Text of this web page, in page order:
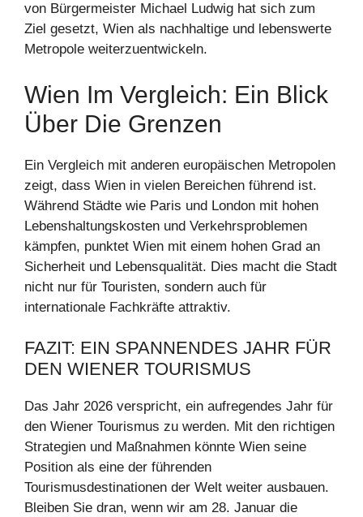
von Bürgermeister Michael Ludwig hat sich zum
Ziel gesetzt, Wien als nachhaltige und lebenswerte
Metropole weiterzuentwickeln.
Wien Im Vergleich: Ein Blick
Über Die Grenzen
Ein Vergleich mit anderen europäischen Metropolen
zeigt, dass Wien in vielen Bereichen führend ist.
Während Städte wie Paris und London mit hohen
Lebenshaltungskosten und Verkehrsproblemen
kämpfen, punktet Wien mit einem hohen Grad an
Sicherheit und Lebensqualität. Dies macht die Stadt
nicht nur für Touristen, sondern auch für
internationale Fachkräfte attraktiv.
FAZIT: EIN SPANNENDES JAHR FÜR
DEN WIENER TOURISMUS
Das Jahr 2026 verspricht, ein aufregendes Jahr für
den Wiener Tourismus zu werden. Mit den richtigen
Strategien und Maßnahmen könnte Wien seine
Position als eine der führenden
Tourismusdestinationen der Welt weiter ausbauen.
Bleiben Sie dran, wenn wir am 28. Januar die